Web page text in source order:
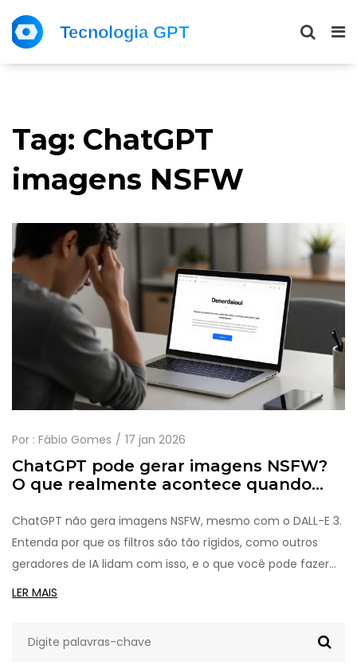
Tag: ChatGPT
imagens NSFW
Por : Fábio Gomes 17 jan 2026
ChatGPT pode gerar imagens NSFW?
O que realmente acontece quando
ChatGPT não gera imagens NSFW, mesmo com o DALL-E 3.
Entenda por que os filtros são tão rígidos, como outros
geradores de IA lidam com isso, e o que você pode fazer
em vez disso.
LER MAIS